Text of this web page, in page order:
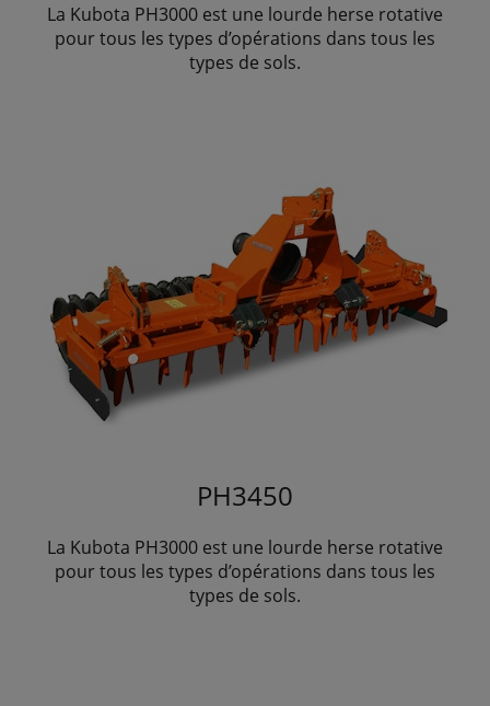
La Kubota PH3000 est une lourde herse rotative
pour tous les types d’opérations dans tous les
types de sols.
PH3450
La Kubota PH3000 est une lourde herse rotative
pour tous les types d’opérations dans tous les
types de sols.